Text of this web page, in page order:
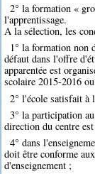
2° la formation «
l'apprentissage.
A la sélection, les
1° la formation non
défaut dans l'offre
apparentée est
scolaire 2015-2016
2° l'école satisfait à
3° la participation
direction du centre
4° dans
doit être conforme
d'enseignement ;